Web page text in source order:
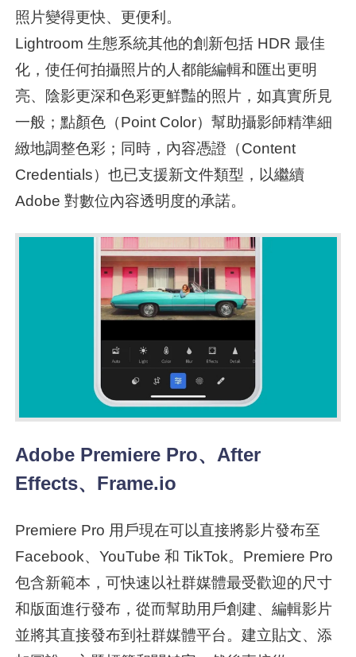
照片變得更快、更便利。
Lightroom 生態系統其他的創新包括 HDR 最佳
化，使任何拍攝照片的人都能編輯和匯出更明
亮、陰影更深和色彩更鮮豔的照片，如真實所見
一般；點顏色（Point Color）幫助攝影師精準細
緻地調整色彩；同時，內容憑證（Content
Credentials）也已支援新文件類型，以繼續
Adobe 對數位內容透明度的承諾。
Adobe Premiere Pro、After
Effects、Frame.io
Premiere Pro 用戶現在可以直接將影片發布至
Facebook、YouTube 和 TikTok。Premiere Pro
包含新範本，可快速以社群媒體最受歡迎的尺寸
和版面進行發布，從而幫助用戶創建、編輯影片
並將其直接發布到社群媒體平台。建立貼文、添